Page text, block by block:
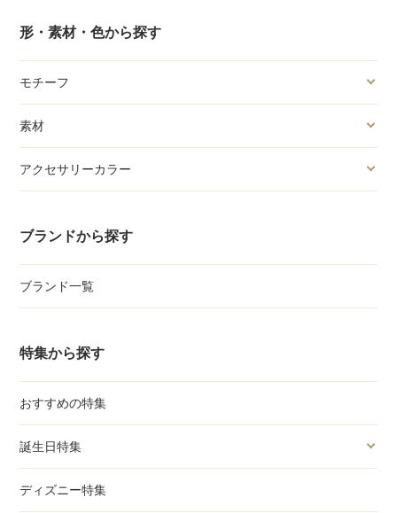
形・素材・色から探す
モチーフ
素材
アクセサリーカラー
ブランドから探す
ブランド一覧
特集から探す
おすすめの特集
誕生日特集
ディズニー特集